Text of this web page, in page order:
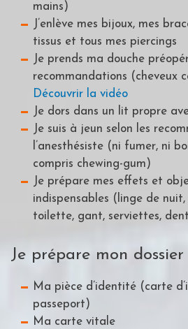
mains)
J’enlève mes bijoux, mes
tissus et tous mes piercings
Je prends ma douche
recommandations (cheveux
Découvrir la vidéo
Je dors dans un lit propre
Je suis à jeun selon les
l’anesthésiste (ni fumer, ni
compris chewing-gum)
Je prépare mes effets et
indispensables (linge de nuit,
toilette, gant, serviettes,
Je prépare mon dossier
Ma pièce d’identité (carte
passeport)
Ma carte vitale